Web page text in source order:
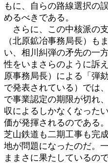
もに、自らの路線選択の
めるべきである。
さらに、この中核派の
（北原鉱冶事務局長）も
い、相川糾弾の矛先の一
性をいまさらのように訴
原事務局長）による「弾
で発表されている）で
で事業認定の期限が切れ
収によるしかなくなった
価が発揮されるのである
芝山鉄道も二期工事も完
地が問題になったのだ。
ままさに果たしているの